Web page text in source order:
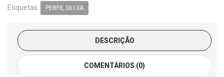
Etiquetas: PERFIL S613A
DESCRIÇÃO
COMENTÁRIOS (0)